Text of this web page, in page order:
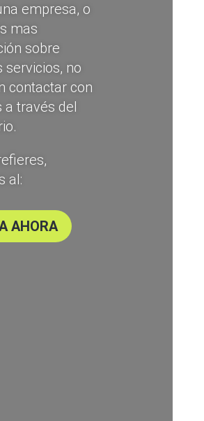
empresa, o
mas
sobre
servicios, no
contactar con
a través del
al:
AHORA